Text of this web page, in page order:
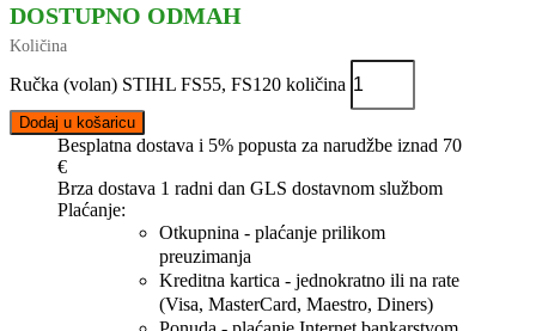
DOSTUPNO ODMAH
Ručka (volan) STIHL FS55, FS120 količina
Dodaj u košaricu
Besplatna dostava i 5% popusta za narudžbe iznad 70
€
Brza dostava 1 radni dan GLS dostavnom službom
Plaćanje:
Otkupnina - plaćanje prilikom
preuzimanja
Kreditna kartica - jednokratno ili na rate
(Visa, MasterCard, Maestro, Diners)